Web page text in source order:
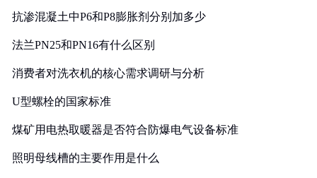
抗渗混凝土中P6和P8膨胀剂分别加多少
法兰PN25和PN16有什么区别
消费者对洗衣机的核心需求调研与分析
U型螺栓的国家标准
煤矿用电热取暖器是否符合防爆电气设备标准
照明母线槽的主要作用是什么